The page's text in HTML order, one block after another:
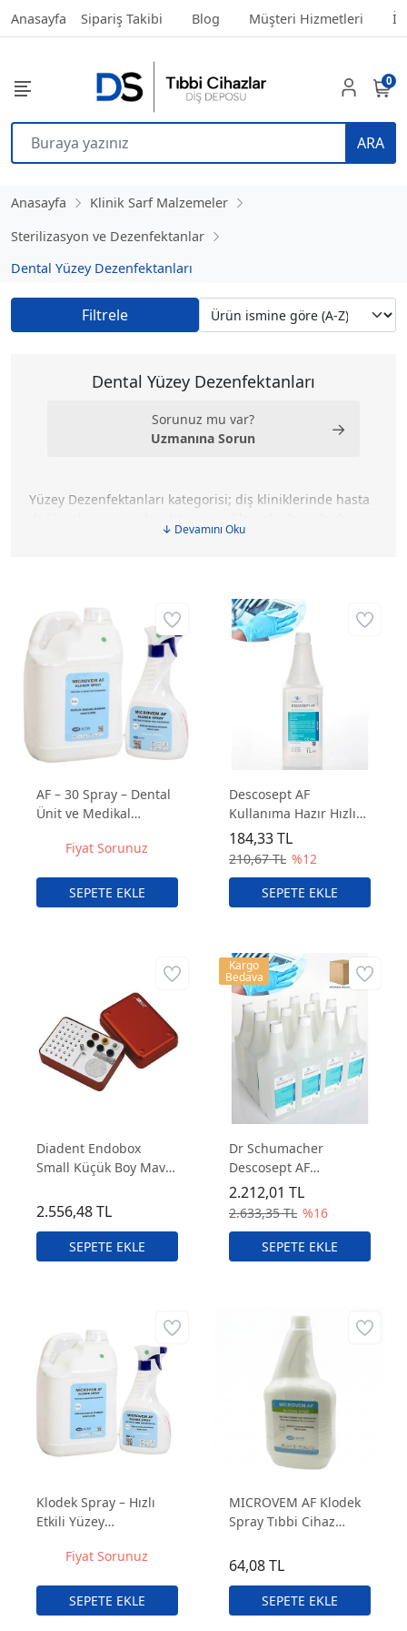
Anasayfa Sipariş Takibi Blog Müşteri Hizmetleri
ARA
0
Anasayfa
Klinik Sarf Malzemeler
Sterilizasyon ve Dezenfektanlar
Dental Yüzey Dezenfektanları
Filtrele
Dental Yüzey Dezenfektanları
Sorunuz mu var?
Uzmanına Sorun
→
Yüzey Dezenfektanları kategorisi; diş kliniklerinde hasta
pratik şekilde temizlenmesine yardımcı olan kullanıma
ve yardımcı ekipman yüzeyleri gibi alanlarda tercih
edilen bu ürünler, klinik akışını yavaşlatmadan hijyen
düzeninin korunmasına destek olur. Hızlı kuruyan, kolay
uygulanabilen ve günlük kullanıma uygun yüzey
dezenfektanı seçenekleriyle muayene odalarında daha
düzenli bir hasta hazırlık süreci oluşturabilirsiniz.
↓ Devamını Oku
AF – 30 Spray – Dental
Ünit ve Medikal
Dezenfektan
Fiyat Sorunuz
Descosept AF
Kullanıma Hazır Hızlı
Yüzey Dezenfektanı
750 ml – Alkol Bazlı ve
Hızlı Kuruyan
Dezenfektan
210,67 TL %12
184,33 TL
Diadent Endobox
Small Küçük Boy Mavi /
Alet ve Malzeme
2.556,48 TL
Dr Schumacher
Descosept AF
Kullanıma Hazır Hızlı
Yüzey Dezenfektanı
750 ml – 12 Adet
2.633,35 TL %16
2.212,01 TL
Kargo
Bedava
Klodek Spray – Hızlı
Etkili Yüzey
Fiyat Sorunuz
MICROVEM AF Klodek
Spray Tıbbi Cihaz
litre
64,08 TL